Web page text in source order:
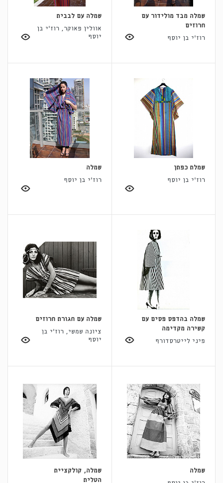
שמלה מבד מולידור עם
חרוזים
רוז'י בן יוסף
שמלה עם לבבית
אוולין פאוקר, רוז'י בן
יוסף
שמלת כפתן
רוז'י בן יוסף
שמלה
רוז'י בן יוסף
שמלה בהדפס פסים עם
קשירה מקדימה
פיני לייטרסדורף
שמלה עם חגורת חרוזים
ציונה שמשי, רוז'י בן
יוסף
שמלה
שמלה, קולקציית
הטלית